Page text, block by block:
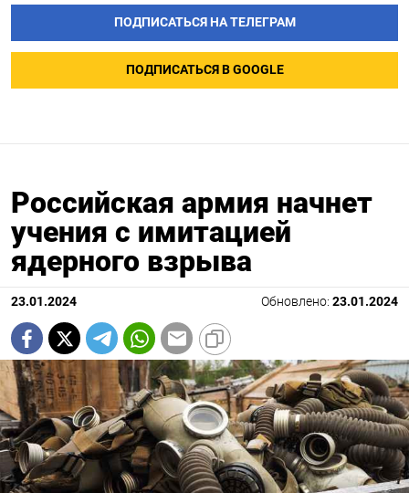
ПОДПИСАТЬСЯ НА ТЕЛЕГРАМ
ПОДПИСАТЬСЯ В GOOGLE
Российская армия начнет
учения с имитацией
ядерного взрыва
23.01.2024 Обновлено: 23.01.2024